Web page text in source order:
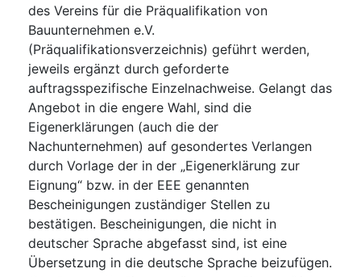
des Vereins für die Präqualifikation von
Bauunternehmen e.V.
(Präqualifikationsverzeichnis) geführt werden,
jeweils ergänzt durch geforderte
auftragsspezifische Einzelnachweise. Gelangt das
Angebot in die engere Wahl, sind die
Eigenerklärungen (auch die der
Nachunternehmen) auf gesondertes Verlangen
durch Vorlage der in der „Eigenerklärung zur
Eignung“ bzw. in der EEE genannten
Bescheinigungen zuständiger Stellen zu
bestätigen. Bescheinigungen, die nicht in
deutscher Sprache abgefasst sind, ist eine
Übersetzung in die deutsche Sprache beizufügen.